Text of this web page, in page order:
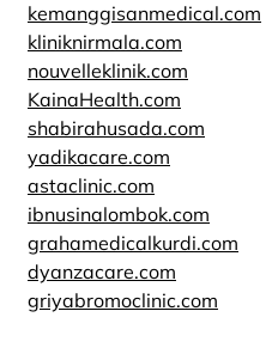
kemanggisanmedical.com
kliniknirmala.com
nouvelleklinik.com
KainaHealth.com
shabirahusada.com
yadikacare.com
astaclinic.com
ibnusinalombok.com
grahamedicalkurdi.com
dyanzacare.com
griyabromoclinic.com